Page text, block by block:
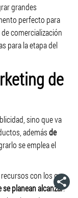
grandes
perfecto para
comercialización
para la etapa del
de
sino que va
ademásde
se emplea el
con los que
planean alcanzar.